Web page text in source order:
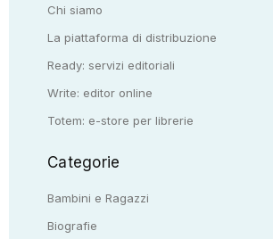
Chi siamo
La piattaforma di distribuzione
Ready: servizi editoriali
Write: editor online
Totem: e-store per librerie
Categorie
Bambini e Ragazzi
Biografie